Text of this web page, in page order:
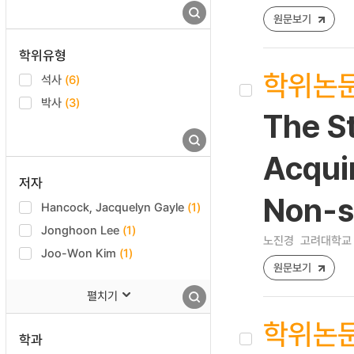
학위유형
석사 (6)
박사 (3)
저자
Hancock, Jacquelyn Gayle (1)
Jonghoon Lee (1)
Joo-Won Kim (1)
펼치기
학과
원문보기
학위논
The
Non-
노진경 고려대학
원문보기
학위논